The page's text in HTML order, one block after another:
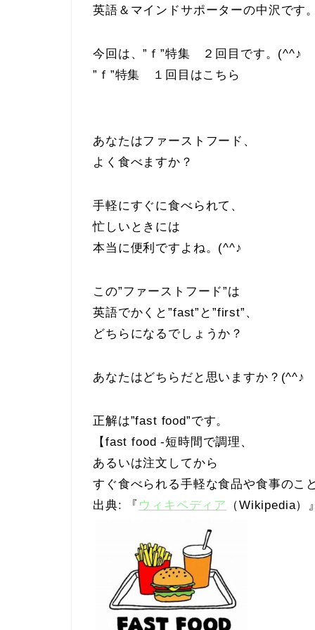
英語＆マインドサポーターの中沢です
今回は、”ｆ”特集 ２回目です。(^^♪
”ｆ”特集 １回目はこちら
あなたはファーストフード、
よく食べますか？
手軽にすぐに食べられて、
忙しいときには
本当に便利ですよね。(^^♪
この”ファーストフード”は
英語でかくと”fast”と”first”、
どちらになるでしょうか？
あなたはどちらだと思いますか？(^^♪
正解は”fast food”です。
【fast food -短時間で調理、
あるいは注文してから
すぐ食べられる手軽な食品や食事のこ
出典: 『 ウィキペディア （Wikipedia）